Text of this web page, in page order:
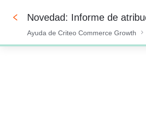
0%
Novedad: Informe de
Ayuda de Criteo Commerce Growth